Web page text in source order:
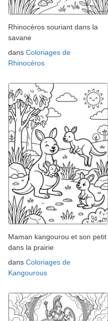
Rhinocéros souriant dans la
savane
dans Coloriages de
Rhinocéros
Maman kangourou et son petit
dans la prairie
dans Coloriages de
Kangourous